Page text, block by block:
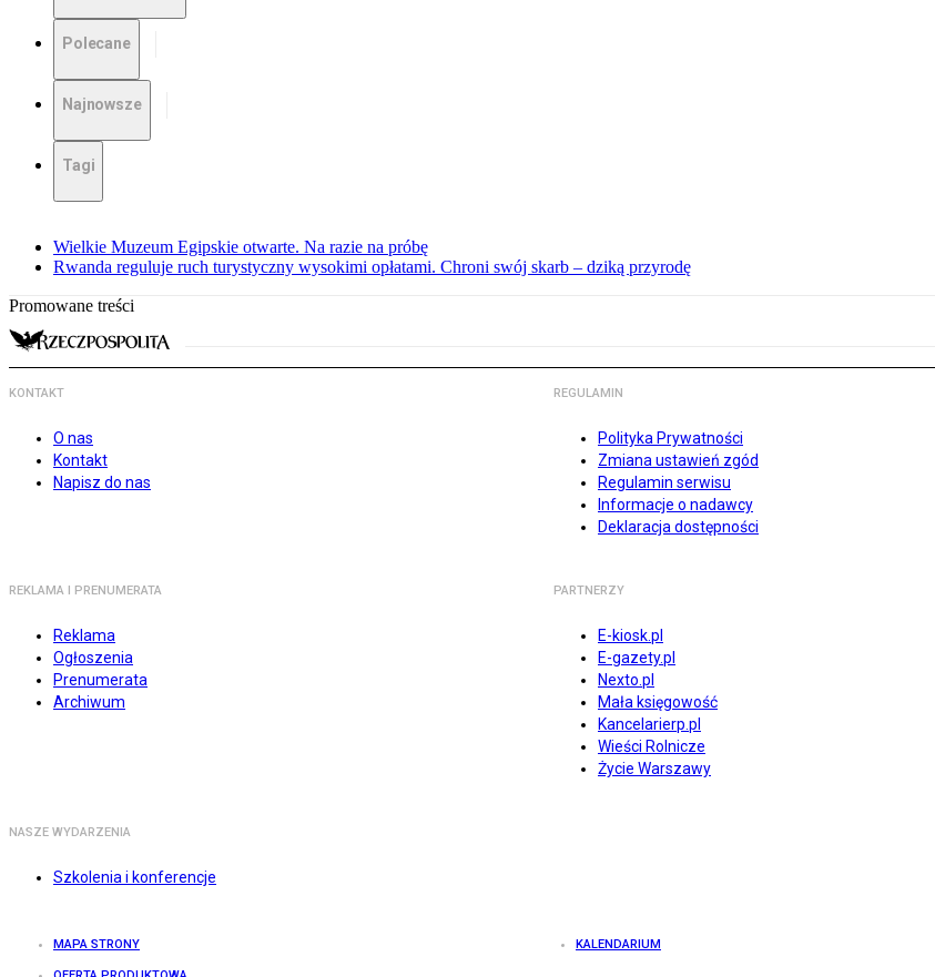
Polecane
Najnowsze
Tagi
Wielkie Muzeum Egipskie otwarte. Na razie na próbę
Rwanda reguluje ruch turystyczny wysokimi opłatami. Chroni swój skarb – dziką przyrodę
Promowane treści
KONTAKT
O nas
Kontakt
Napisz do nas
REGULAMIN
Polityka Prywatności
Zmiana ustawień zgód
Regulamin serwisu
Informacje o nadawcy
Deklaracja dostępności
REKLAMA I PRENUMERATA
Reklama
Ogłoszenia
Prenumerata
Archiwum
PARTNERZY
E-kiosk.pl
E-gazety.pl
Nexto.pl
Mała księgowość
Kancelarierp.pl
Wieści Rolnicze
Życie Warszawy
NASZE WYDARZENIA
Szkolenia i konferencje
MAPA STRONY KALENDARIUM